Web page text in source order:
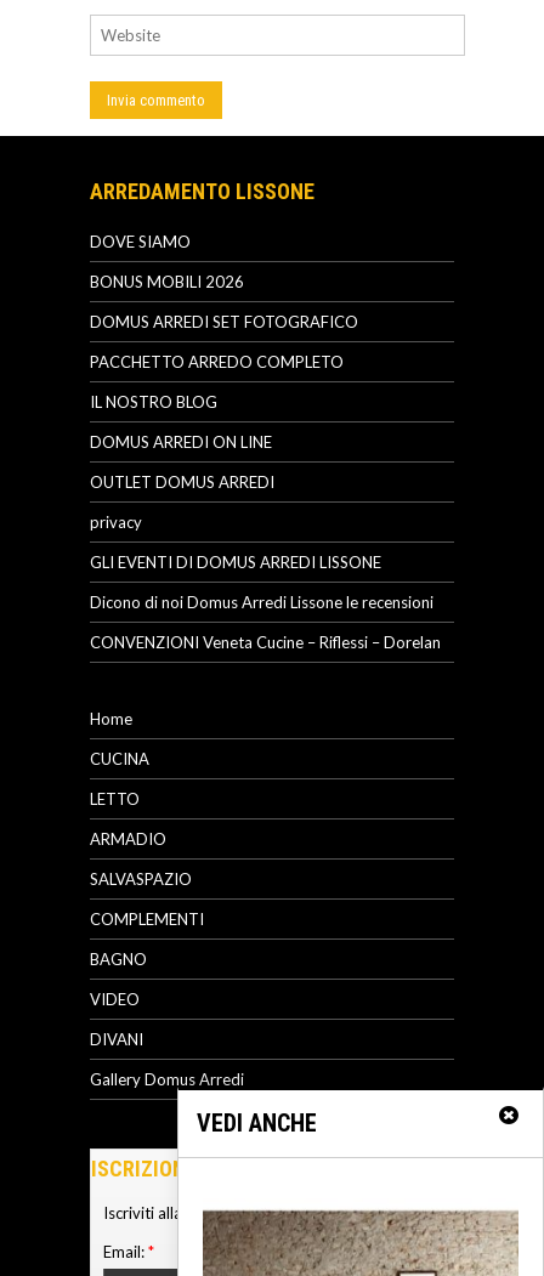
VEDI ANCHE
ARREDAMENTO LISSONE
DOVE SIAMO
BONUS MOBILI 2026
DOMUS ARREDI SET FOTOGRAFICO
PACCHETTO ARREDO COMPLETO
IL NOSTRO BLOG
DOMUS ARREDI ON LINE
OUTLET DOMUS ARREDI
privacy
GLI EVENTI DI DOMUS ARREDI LISSONE
Dicono di noi Domus Arredi Lissone le recensioni
CONVENZIONI Veneta Cucine – Riflessi – Dorelan
Home
CUCINA
LETTO
ARMADIO
SALVASPAZIO
COMPLEMENTI
BAGNO
VIDEO
DIVANI
Gallery Domus Arredi
ISCRIZIONE NEWSLETTER
Iscriviti alla nostra newsletter
Email:*